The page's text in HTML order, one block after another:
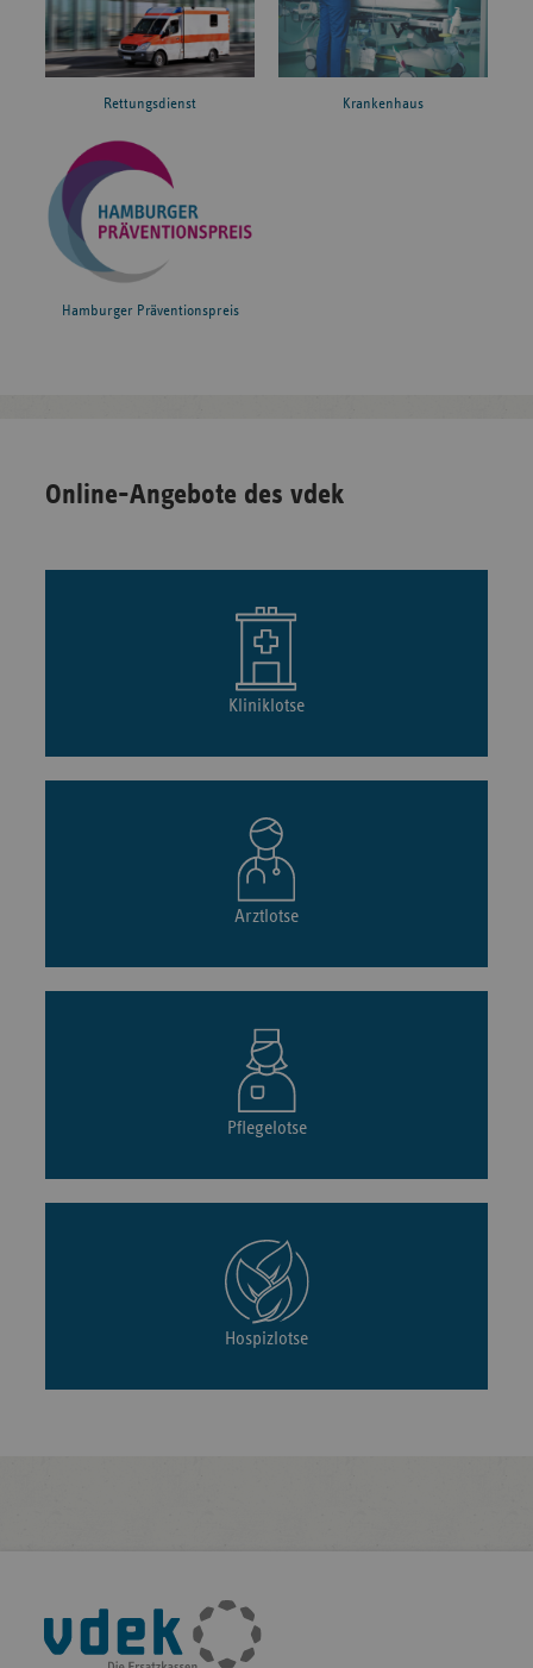
Rettungsdienst Krankenhaus
Hamburger Präventionspreis
Online-Angebote des vdek
Kliniklotse
Arztlotse
Pflegelotse
Hospizlotse
Fußleisten-
Navigation